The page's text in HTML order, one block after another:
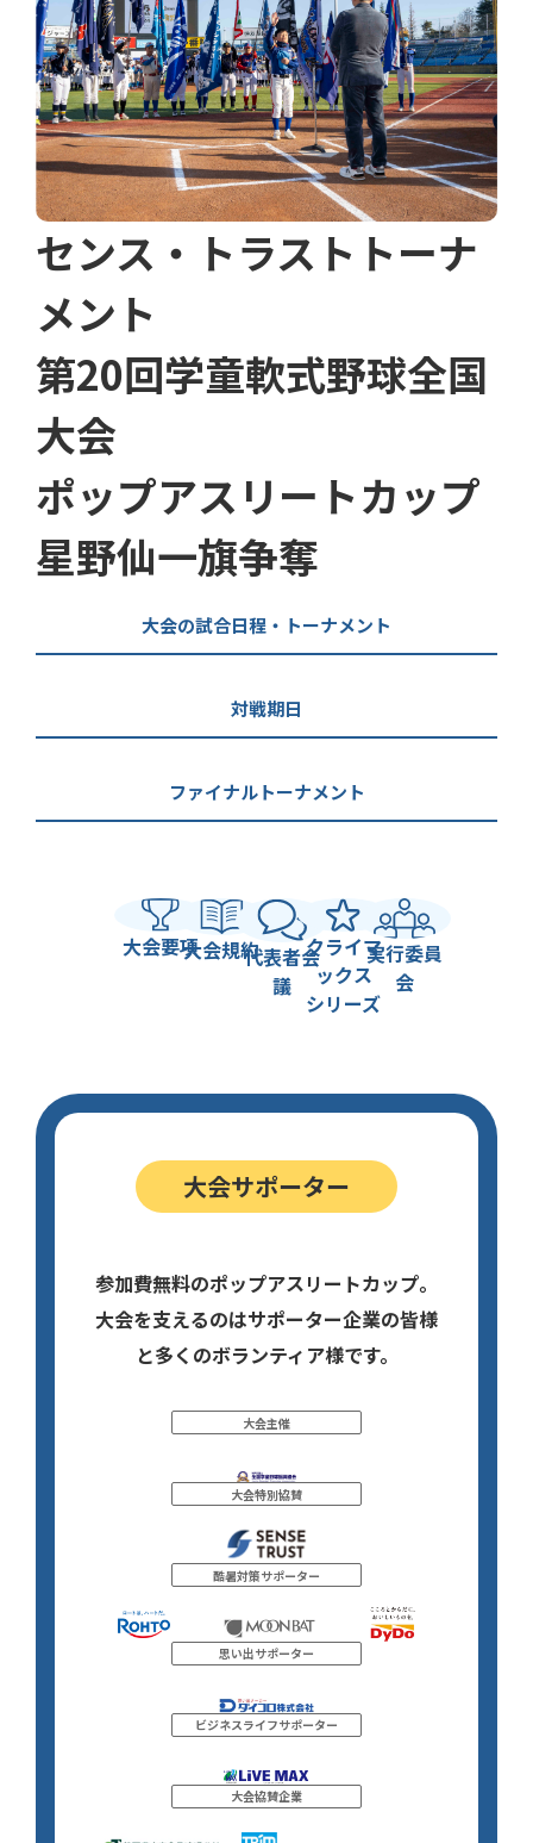
センス・トラストトーナ
メント
第20回学童軟式野球全国
大会
ポップアスリートカップ
星野仙一旗争奪
大会の試合日程・トーナメント
対戦期日
ファイナルトーナメント
大会要項大会規約代表者会
議
クライマ
ックス
シリーズ
実行委員
会
大会サポーター
参加費無料のポップアスリートカップ。
大会を支えるのはサポーター企業の皆様
と多くのボランティア様です。
大会主催
大会特別協賛
酷暑対策サポーター
思い出サポーター
ビジネスライフサポーター
大会協賛企業